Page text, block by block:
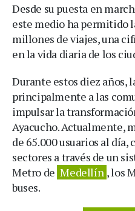
Desde su puesta en
este medio ha permitido
millones de viajes, una
en la vida diaria de los
Durante estos diez años,
principalmente a las
impulsar la
Ayacucho. Actualmente,
de 65.000 usuarios al
sectores a través de un
Metro de Medellín , los
buses.